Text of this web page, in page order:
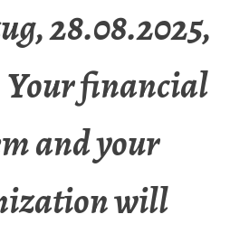
28.08.2025,
Your financial
and your
will